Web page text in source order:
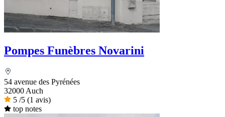
Pompes Funèbres Novarini
54 avenue des Pyrénées
32000 Auch
5 /5 (1 avis)
top notes